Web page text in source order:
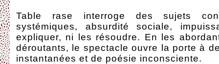
Table rase interroge des sujets
systémiques, absurdité sociale,
expliquer, ni les résoudre. En les
déroutants, le spectacle ouvre la porte à
instantanées et de poésie inconsciente.